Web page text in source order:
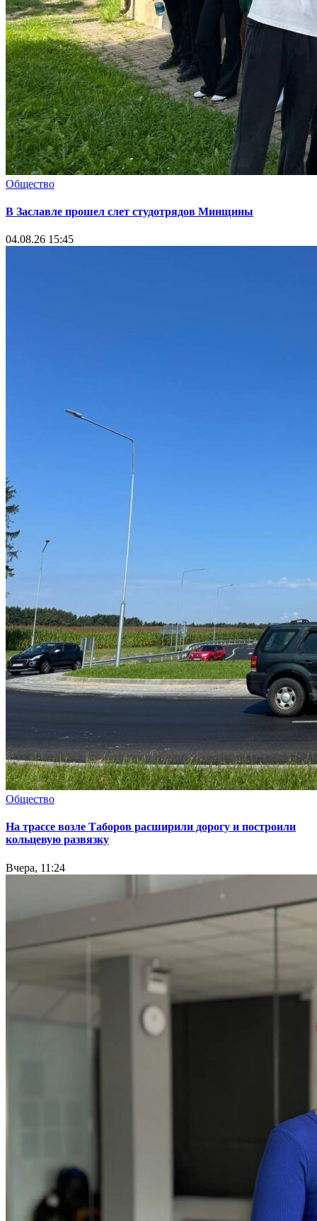
Общество
В Заславле прошел слет студотрядов Минщины
04.08.26 15:45
Общество
На трассе возле Таборов расширили дорогу и построили
кольцевую развязку
Вчера, 11:24